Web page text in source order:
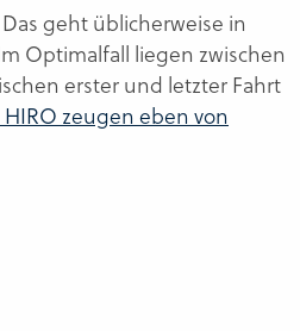
geht üblicherweise in
Optimalfall liegen zwischen
erster und letzter Fahrt
zeugen eben von